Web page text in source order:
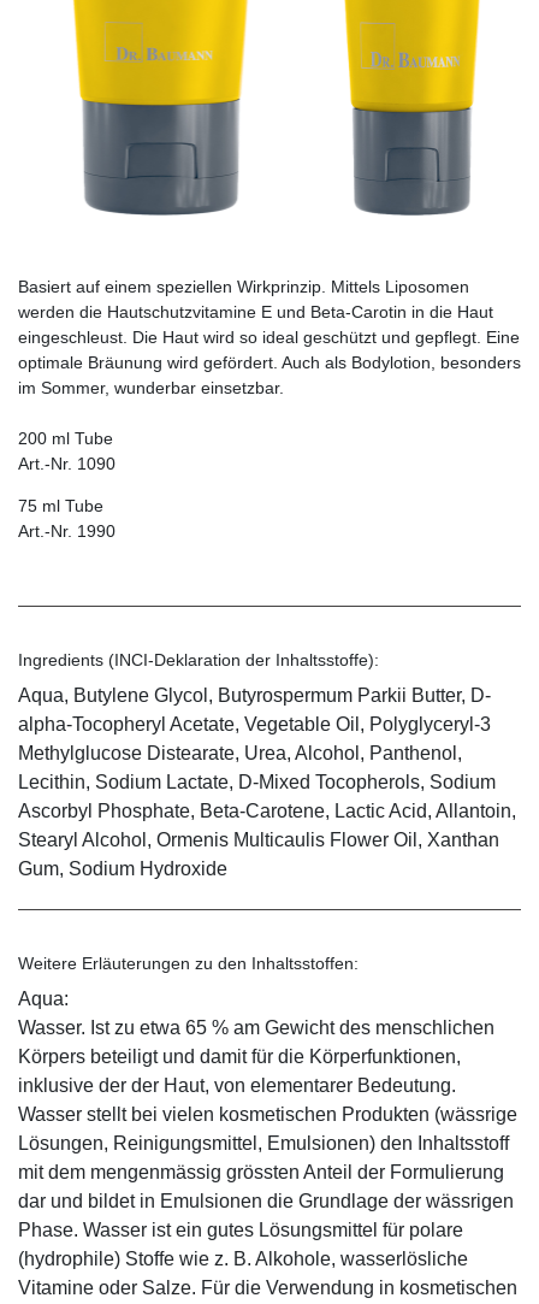
Basiert auf einem speziellen Wirkprinzip. Mittels ­Lipo­somen
werden die Hautschutzvitamine E und Beta-Carotin in die Haut
eingeschleust. Die Haut wird so ideal geschützt und gepflegt. Eine
optimale Bräunung wird gefördert. Auch als Bodylotion, besonders
im Sommer, wunderbar einsetzbar.
200 ml Tube
Art.-Nr. 1090
75 ml Tube
Art.-Nr. 1990
Ingredients (INCI-Deklaration der Inhaltsstoffe):
Aqua, Butylene Glycol, Butyrospermum Parkii Butter, D-
alpha-Tocopheryl Acetate, Vegetable Oil, Polyglyceryl-3
Methylglucose Distearate, Urea, Alcohol, Panthenol,
Lecithin, Sodium Lactate, D-Mixed Tocopherols, Sodium
Ascorbyl Phosphate, Beta-Carotene, Lactic Acid, Allantoin,
Stearyl Alcohol, Ormenis Multicaulis Flower Oil, Xanthan
Gum, Sodium Hydroxide
Weitere Erläuterungen zu den Inhaltsstoffen:
Aqua:
Wasser. Ist zu etwa 65 % am Gewicht des menschlichen
Körpers beteiligt und damit für die Körperfunktionen,
inklusive der der Haut, von elementarer Bedeutung.
Wasser stellt bei vielen kosmetischen Produkten (wässrige
Lösungen, Reinigungsmittel, Emulsionen) den Inhaltsstoff
mit dem mengenmässig grössten Anteil der Formulierung
dar und bildet in Emulsionen die Grundlage der wässrigen
Phase. Wasser ist ein gutes Lösungsmittel für polare
(hydrophile) Stoffe wie z. B. Alkohole, wasserlösliche
Vitamine oder Salze. Für die Verwendung in kosmetischen